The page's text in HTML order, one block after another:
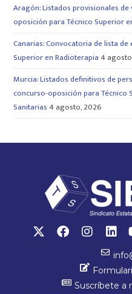
Aragón: Listados provisionales
oposición para Técnico Superior
Canarias: Convocatoria de lista
Superior en Radioterapia 4
Murcia: Listados definitivos de
concurso-oposición para Técnico
Sanitarias 4 agosto, 2026
Suscríbete a